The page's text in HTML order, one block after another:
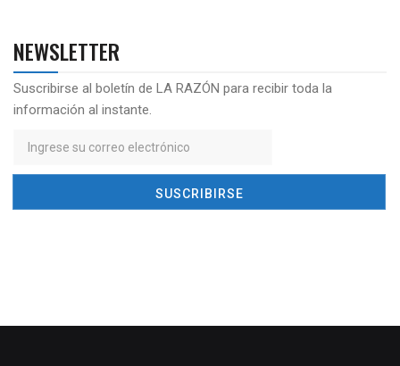
NEWSLETTER
Suscribirse al boletín de LA RAZÓN para recibir toda la
información al instante.